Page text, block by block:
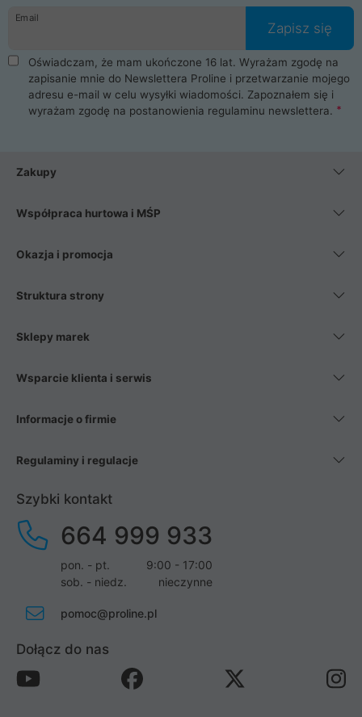
danych osobowych. Dlatego zakup notebooka albo laptopa w
ProLine to czysta przyjemność i pełne bezpieczeństwo.
Zaopatrzysz się u nas w akcesoria i części komputerowe
takie jak procesory, karty graficzne, płyty główne, pamięci,
dyski SSD, M.2 oraz HDD. Nasi pracownicy pomogą Ci wybrać
najlepszy zasilacz komputerowy oraz obudowę do komputera.
Poza komputerami mamy również najlepsze na rynku
Smartfony takich producentów jak Xiaomi, Apple, Samsung i
wentylatory. Na koniec mając już to wszystko, możesz
Email
Zapisz się
Oświadczam, że mam ukończone 16 lat. Wyrażam zgodę na
zapisanie mnie do Newslettera Proline i przetwarzanie mojego
adresu e-mail w celu wysyłki wiadomości. Zapoznałem się i
wyrażam zgodę na postanowienia regulaminu newslettera.
Zakupy
Współpraca hurtowa i MŚP
Okazja i promocja
Struktura strony
Sklepy marek
Wsparcie klienta i serwis
Informacje o firmie
Regulaminy i regulacje
Szybki kontakt
664 999 933
pon. - pt.
9:00 - 17:00
sob. - niedz.
nieczynne
pomoc@proline.pl
Dołącz do nas